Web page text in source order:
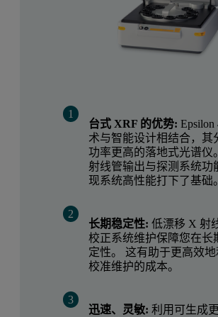
台式 XRF 的优势:
术与智能设计相结合，其
功率更高的落地式光谱仪
射线管输出与探测系统功
现系统高性能打下了基础。
长期稳定性: 低漂移 X 射
校正系统维护保障您在长
定性。 这有助于更高效
校准维护的成本。
迅速、灵敏: 利用可生成